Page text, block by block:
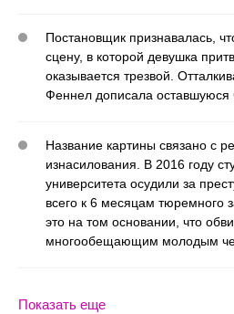
Постановщик признавалась,
сцену, в которой девушка
оказывается трезвой.
Феннел дописала оставшуюся
Название картины связано с
изнасилования. В 2016 году
университета осудили за
всего к 6 месяцам тюремного
это на том основании, что
многообещающим молодым
Показать еще